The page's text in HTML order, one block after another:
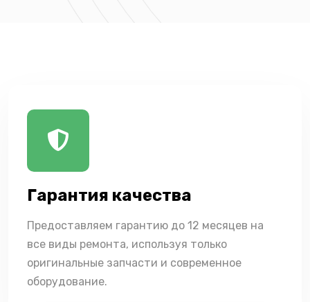
Гарантия качества
Предоставляем гарантию до 12 месяцев на
все виды ремонта, используя только
оригинальные запчасти и современное
оборудование.